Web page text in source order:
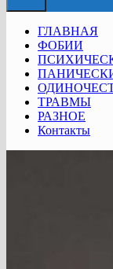
ГЛАВНАЯ
ФОБИИ
ТРАВМЫ
РАЗНОЕ
Контакты